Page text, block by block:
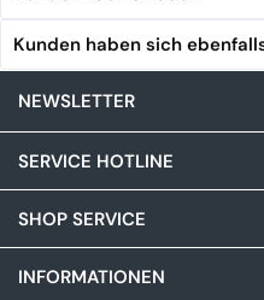
Kunden haben sich
NEWSLETTER
SERVICE HOTLINE
SHOP SERVICE
INFORMATIONEN